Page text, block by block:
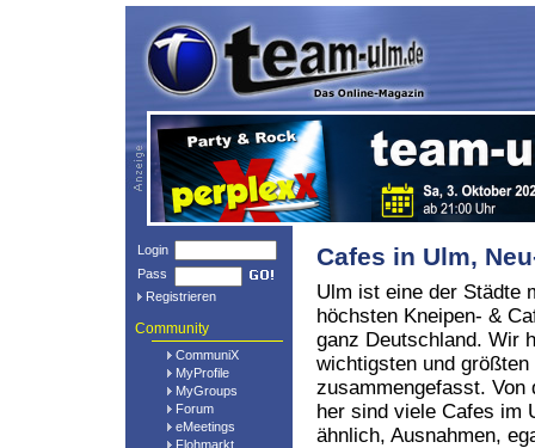
Login
Pass
Registrieren
Community
CommuniX
MyProfile
MyGroups
Forum
eMeetings
Flohmarkt
Cafes in Ulm,
Ulm ist eine der Städte
höchsten Kneipen- &
ganz Deutschland. Wir
wichtigsten und größten
zusammengefasst. Von
her sind viele Cafes im
ähnlich, Ausnahmen,